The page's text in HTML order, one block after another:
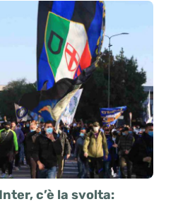
c’è la svolta: